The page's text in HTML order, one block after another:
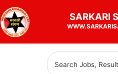
to
content
SARKARI
Search
for: